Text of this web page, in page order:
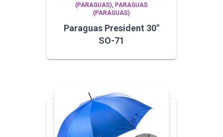
(PARAGUAS)
PARAGUAS
(PARAGUAS)
Paraguas President 30″
SO-71